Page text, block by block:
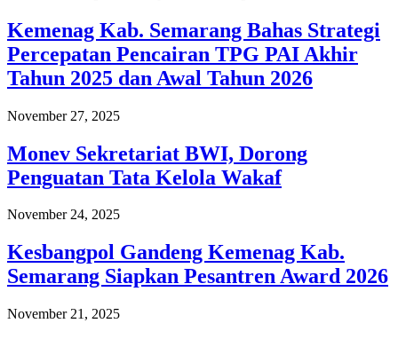
Kemenag Kab. Semarang Bahas Strategi
Percepatan Pencairan TPG PAI Akhir
Tahun 2025 dan Awal Tahun 2026
November 27, 2025
Monev Sekretariat BWI, Dorong
Penguatan Tata Kelola Wakaf
November 24, 2025
Kesbangpol Gandeng Kemenag Kab.
Semarang Siapkan Pesantren Award 2026
November 21, 2025